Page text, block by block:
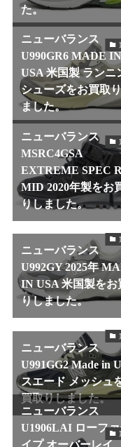
た。
ニューバランス
U990GR6 MADE IN
USA 米国製 ランニ
シューズをお買取
ました。
ニューバランス
MSRC4GSA
EXTREME SPEC
MID 2020年製をお
りしました。
ニューバランス
U992GY 2025年
IN USA 米国製をお
りしました。
ニューバランス
U991GG2 Made in
スエード メッシュ
買取りしました。
ニューバランス
U1906LAI ローフ